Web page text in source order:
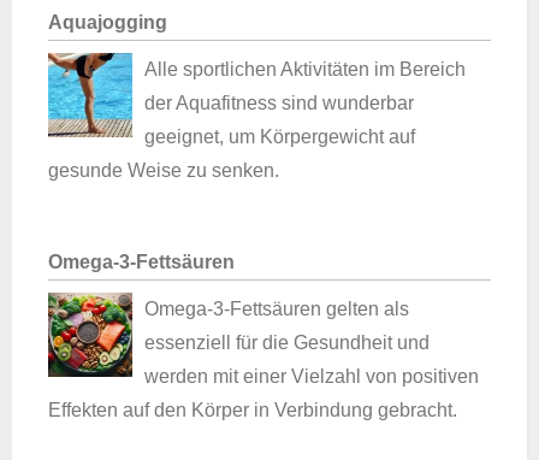
Aquajogging
Alle sportlichen Aktivitäten im Bereich
der Aquafitness sind wunderbar
geeignet, um Körpergewicht auf
gesunde Weise zu senken.
Omega-3-Fettsäuren
Omega-3-Fettsäuren gelten als
essenziell für die Gesundheit und
werden mit einer Vielzahl von positiven
Effekten auf den Körper in Verbindung gebracht.